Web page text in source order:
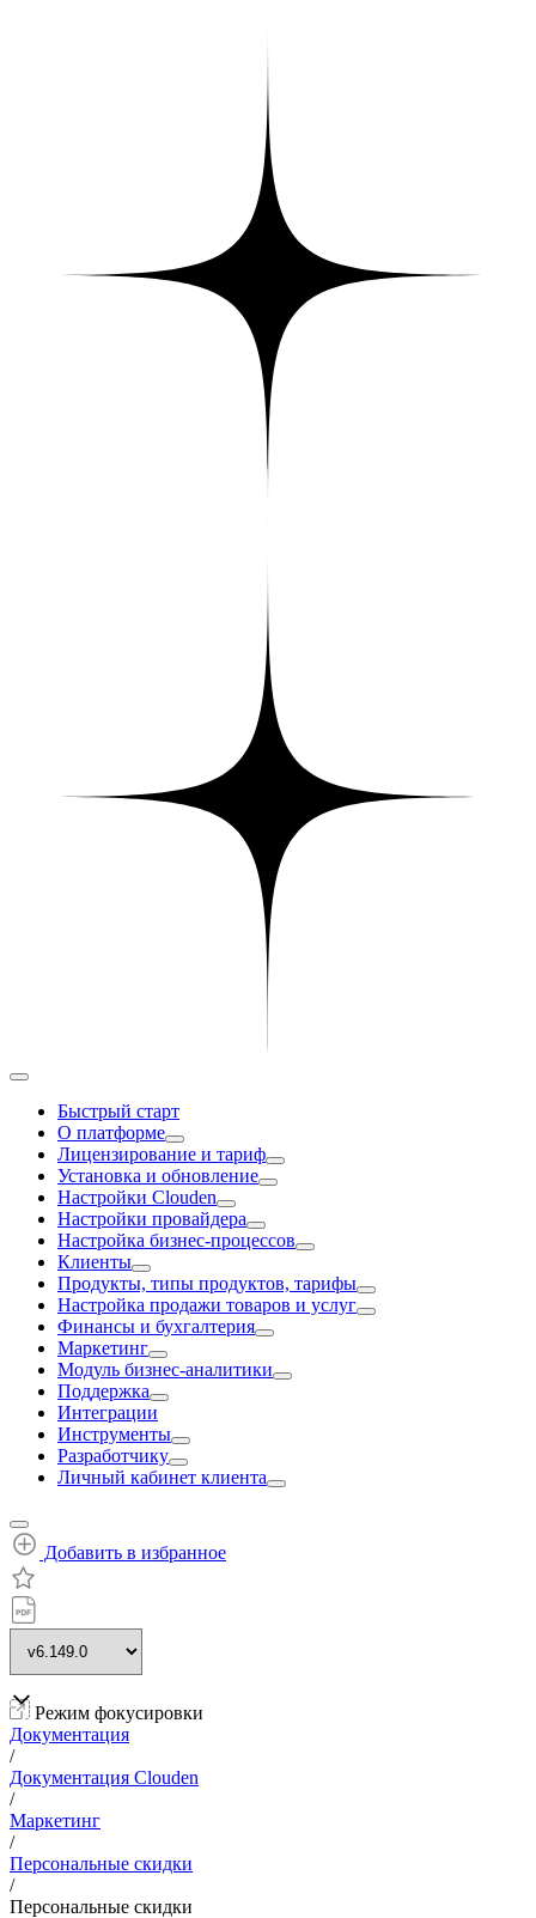
Быстрый старт
О платформе
Лицензирование и тариф
Установка и обновление
Настройки Clouden
Настройки провайдера
Настройка бизнес-процессов
Клиенты
Продукты, типы продуктов, тарифы
Настройка продажи товаров и услуг
Финансы и бухгалтерия
Маркетинг
Модуль бизнес-аналитики
Поддержка
Интеграции
Инструменты
Разработчику
Личный кабинет клиента
Добавить в избранное
Режим фокусировки
Документация
/
Документация Clouden
/
Маркетинг
/
Персональные скидки
/
Персональные скидки